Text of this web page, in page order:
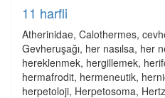
11 harfli
Atherinidae, Calothermes,
Gevheruşağı, her nasılsa, her
hereklenmek, hergillemek,
hermafrodit, hermeneutik,
herpetoloji, Herpetosoma,